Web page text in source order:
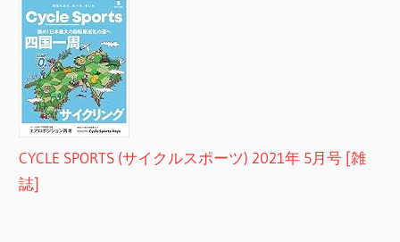
CYCLE SPORTS (サイクルスポーツ) 2021年 5月号 [雑
誌]